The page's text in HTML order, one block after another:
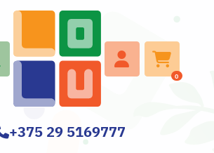
0
+375 29 5169777